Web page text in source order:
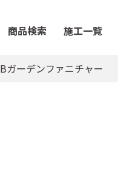
商品検索 施工一覧
Bガーデンファニチャー